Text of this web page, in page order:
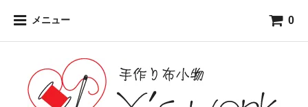
メニュー 0